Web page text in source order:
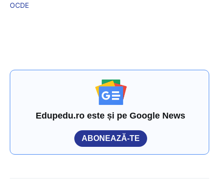
OCDE
Edupedu.ro este și pe Google News
ABONEAZĂ-TE